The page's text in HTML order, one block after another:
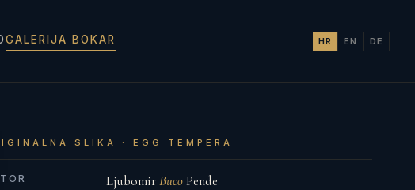
GALERIJA BOKAR HR EN DE
SLIKA · EGG TEMPERA
LjubomirBucoPende